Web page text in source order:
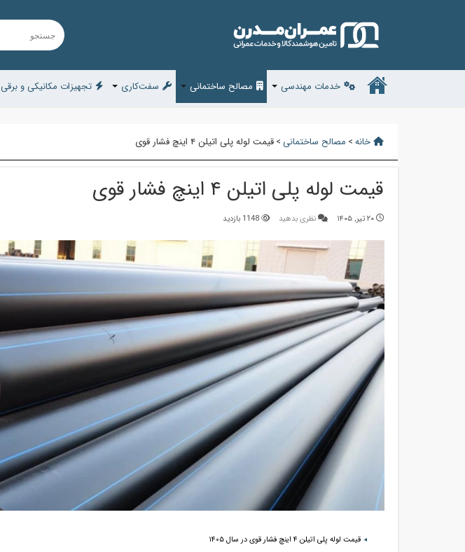
خدمات مهندسی مصالح ساختمانی سفت‌کاری تجهیزات مکانیکی و برقی
خانه> مصالح ساختمانی>قیمت لوله پلی اتیلن ۴ اینچ فشار قوی
قیمت لوله پلی اتیلن ۴ اینچ فشار قوی
۲۰ تیر, ۱۴۰۵ نظری بدهید 1148 بازدید
قیمت لوله پلی اتیلن ۴ اینچ فشار قوی در سال ۱۴۰۵